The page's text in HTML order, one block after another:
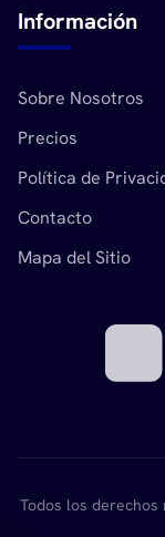
Información
Sobre Nosotros
Precios
Política de
Contacto
Mapa del Sitio
Todos los